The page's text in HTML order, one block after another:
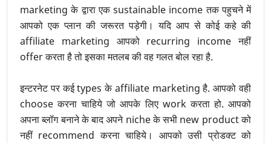
marketing के द्वारा एक sustainable income तक पहुचने में
आपको एक प्लान की जरूरत पड़ेगी। यदि आप से कोई कहे की
affiliate marketing आपको recurring income नहीं
offer करता है तो इसका मतलब की वह गलत बोल रहा है.
इन्टरनेट पर कई types के affiliate marketing है. आपको वही
choose करना चाहिये जो आपके लिए work करता हो. आपको
अपना ब्लॉग बनाने के बाद अपने niche के सभी new product को
नहीं recommend करना चाहिये। आपको उसी प्रोडक्ट को